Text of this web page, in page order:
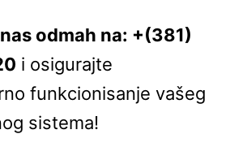
odmah na: +(381)
i osigurajte
funkcionisanje vašeg
sistema!